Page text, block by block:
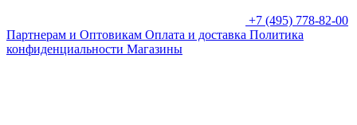
+7 (495) 778-82-00
Партнерам и Оптовикам Оплата и доставка Политика
конфиденциальности Магазины